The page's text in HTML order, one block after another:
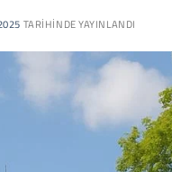
TARIHINDE YAYINLANDI